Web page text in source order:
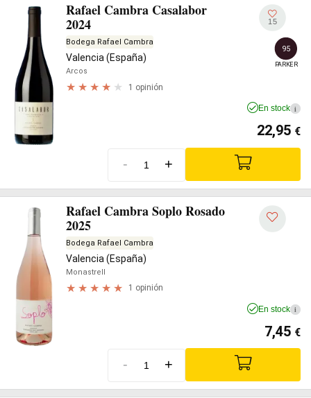
Rafael Cambra Casalabor
2024
Bodega Rafael Cambra
Valencia (España)
Arcos
1 opinión
15
95
PARKER
En stock i
22,95 €
- +
Rafael Cambra Soplo Rosado
2025
Bodega Rafael Cambra
Valencia (España)
Monastrell
1 opinión
En stock i
7,45 €
- +